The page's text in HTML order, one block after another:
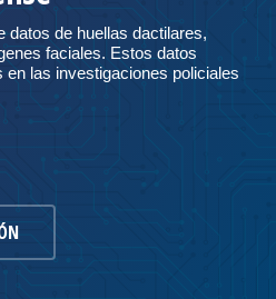
datos de huellas dactilares,
faciales. Estos datos
las investigaciones policiales